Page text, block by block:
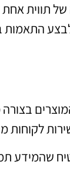
תווית
התאמות
לקוחות
שהמידע